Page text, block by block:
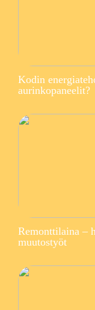
Kodin
aurinkopaneelit?
Remonttilaina –
muutostyöt